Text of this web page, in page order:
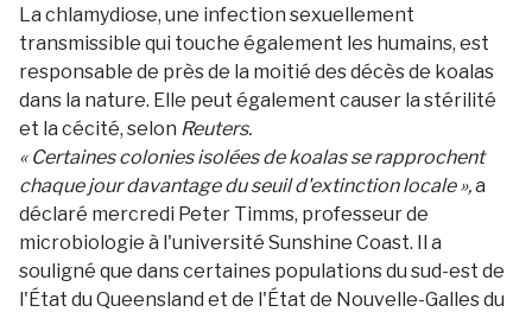
La chlamydiose, une infection sexuellement
transmissible qui touche également les humains, est
responsable de près de la moitié des décès de koalas
dans la nature. Elle peut également causer la stérilité
et la cécité, selon Reuters.
« Certaines colonies isolées de koalas se rapprochent
chaque jour davantage du seuil d'extinction locale »,a
déclaré mercredi Peter Timms, professeur de
microbiologie à l'université Sunshine Coast. Il a
souligné que dans certaines populations du sud-est de
l'État du Queensland et de l'État de Nouvelle-Galles du